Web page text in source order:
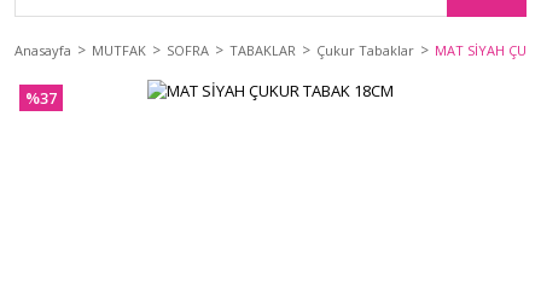
Anasayfa MUTFAK SOFRA TABAKLAR Çukur Tabaklar MAT SİYAH
%37